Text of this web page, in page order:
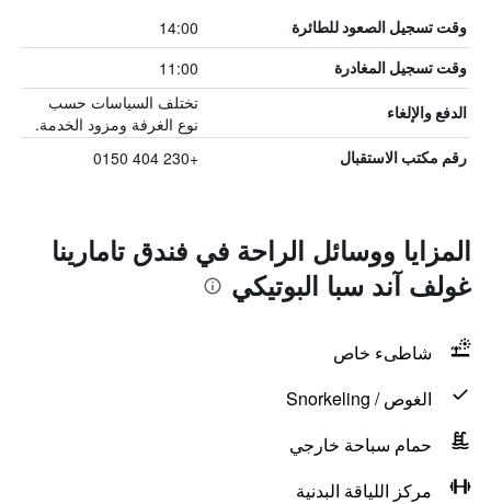
وقت تسجيل الصعود للطائرة 14:00
وقت تسجيل المغادرة 11:00
الدفع والإلغاء
تختلف السياسات حسب
نوع الغرفة ومزود الخدمة.
رقم مكتب الاستقبال +230 404 0150
المزايا ووسائل الراحة في فندق تامارينا
غولف آند سبا البوتيكي
شاطىء خاص
الغوص / Snorkeling
حمام سباحة خارجي
مركز اللياقة البدنية